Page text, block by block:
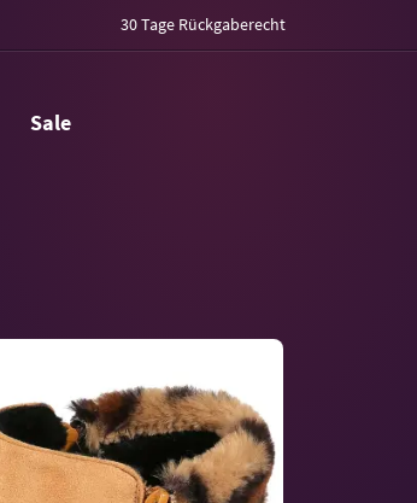
30 Tage Rückgaberecht
Sale